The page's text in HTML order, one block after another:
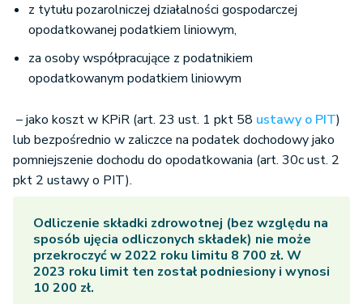
z tytułu pozarolniczej działalności gospodarczej
opodatkowanej podatkiem liniowym,
za osoby współpracujące z podatnikiem
opodatkowanym podatkiem liniowym
– jako koszt w KPiR (art. 23 ust. 1 pkt 58 ustawy o PIT)
lub bezpośrednio w zaliczce na podatek dochodowy jako
pomniejszenie dochodu do opodatkowania (art. 30c ust. 2
pkt 2 ustawy o PIT).
Odliczenie składki zdrowotnej (bez względu na
sposób ujęcia odliczonych składek) nie może
przekroczyć w 2022 roku limitu 8 700 zł. W
2023 roku limit ten został podniesiony i wynosi
10 200 zł.